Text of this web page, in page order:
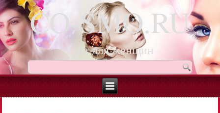
CO-SMO.RU
сайт для женщин